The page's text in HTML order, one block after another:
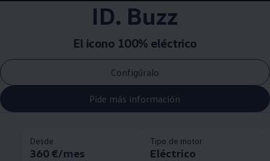
ID. Buzz
El icono 100% eléctrico
Configúralo
Pide más información
Desde
360 €/mes
Tipo de motor
Eléctrico